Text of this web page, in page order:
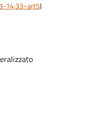
14;33~art5)